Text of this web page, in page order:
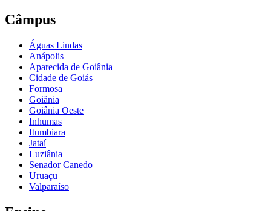
Câmpus
Águas Lindas
Anápolis
Aparecida de Goiânia
Cidade de Goiás
Formosa
Goiânia
Goiânia Oeste
Inhumas
Itumbiara
Jataí
Luziânia
Senador Canedo
Uruaçu
Valparaíso